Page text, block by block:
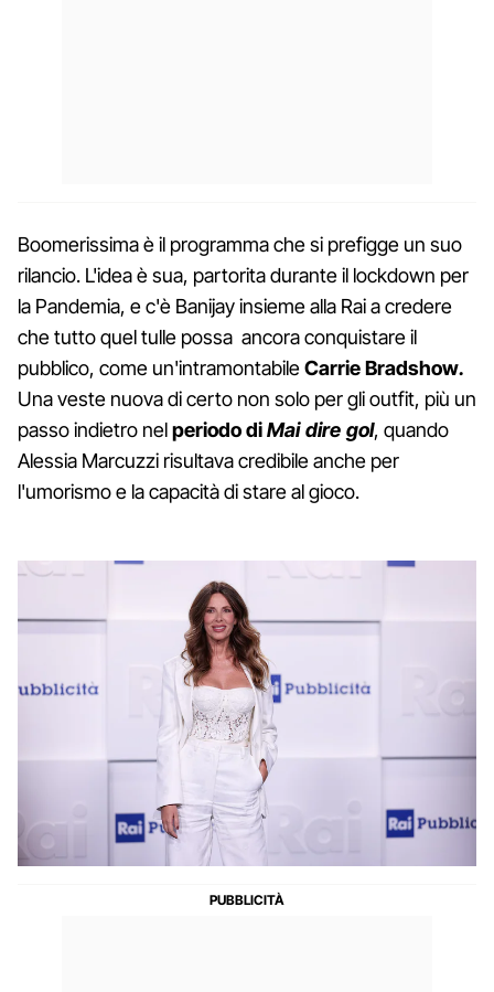
Boomerissima è il programma che si prefigge un suo
rilancio. L'idea è sua, partorita durante il lockdown per
la Pandemia, e c'è Banijay insieme alla Rai a credere
che tutto quel tulle possa ancora conquistare il
pubblico, come un'intramontabileCarrie Bradshow.
Una veste nuova di certo non solo per gli outfit, più un
passo indietro nelperiodo diMai dire gol, quando
Alessia Marcuzzi risultava credibile anche per
l'umorismo e la capacità di stare al gioco.